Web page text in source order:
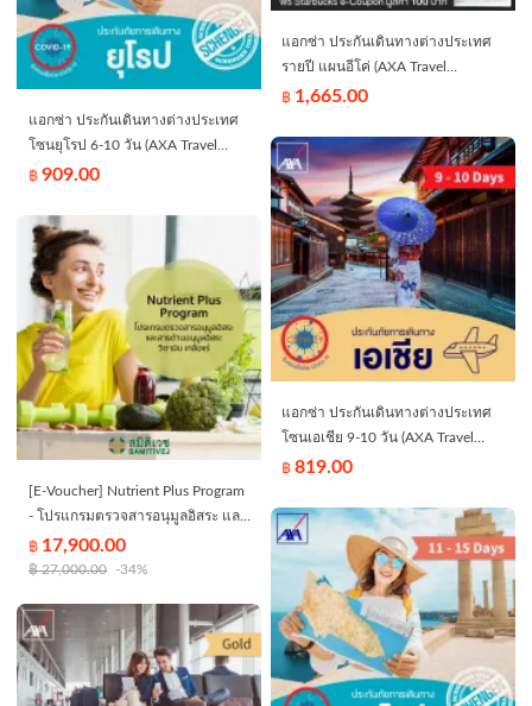
แอกซ่า ประกันเดินทางต่างประเทศ
โซนยุโรป 6-10 วัน (AXA Travel
Insurance - Europe 6-10 days)
฿ 909.00
[E-Voucher] Nutrient Plus Program
- โปรแกรมตรวจสารอนุมูลอิสระ และ
สารต้านอนุมูลอิสระ วิตามิน เกลือแร่
ที่สำคัญในร่างกาย - สมิติเวช
฿ 17,900.00
฿27,000.00 -34%
แอกซ่า ประกันเดินทางต่างประเทศ
รายปี แผนอีโค่ (AXA Travel
Insurance - Eco Annual Trip) - ไม่
ประเทศไทย/Does not include
domestic travel within Thailand
฿ 1,665.00
แอกซ่า ประกันเดินทางต่างประเทศ
โซนเอเชีย 9-10 วัน (AXA Travel
Insurance - Asia 9-10 days)
฿819.00